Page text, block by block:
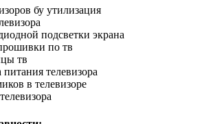
бу утилизация
подсветки экрана
по тв
тв
телевизора
в телевизоре